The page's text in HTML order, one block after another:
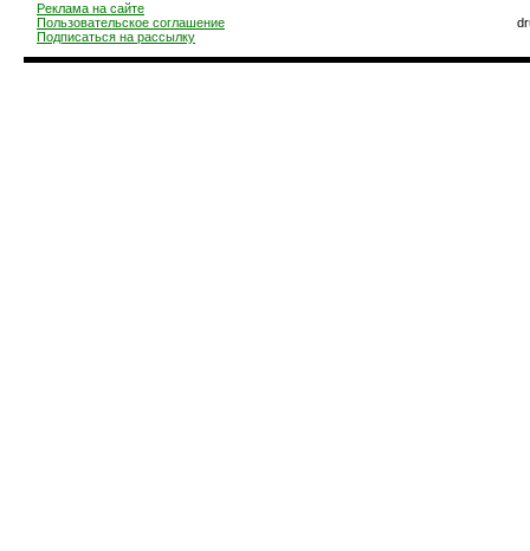
Реклама на сайте
Пользовательское соглашение
Подписаться на рассылку